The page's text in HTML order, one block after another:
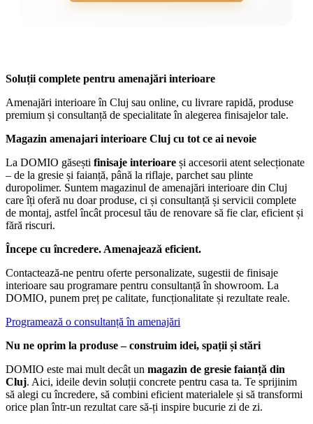
Soluții complete pentru amenajări interioare
Amenajări interioare în Cluj sau online, cu livrare rapidă, produse
premium și consultanță de specialitate în alegerea finisajelor tale.
Magazin amenajari interioare Cluj cu tot ce ai nevoie
La DOMIO găsești finisaje interioare și accesorii atent selecționate
– de la gresie și faianță, până la riflaje, parchet sau plinte
duropolimer. Suntem magazinul de amenajări interioare din Cluj
care îți oferă nu doar produse, ci și consultanță și servicii complete
de montaj, astfel încât procesul tău de renovare să fie clar, eficient și
fără riscuri.
Începe cu încredere. Amenajează eficient.
Contactează-ne pentru oferte personalizate, sugestii de finisaje
interioare sau programare pentru consultanță în showroom. La
DOMIO, punem preț pe calitate, funcționalitate și rezultate reale.
Programează o consultanță în amenajări
Nu ne oprim la produse – construim idei, spații și stări
DOMIO este mai mult decât un magazin de gresie faianță din
Cluj. Aici, ideile devin soluții concrete pentru casa ta. Te sprijinim
să alegi cu încredere, să combini eficient materialele și să transformi
orice plan într-un rezultat care să-ți inspire bucurie zi de zi.